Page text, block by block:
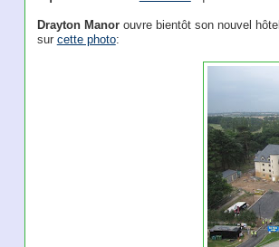
Drayton Manorouvre bientôt son nouvel
sur cette photo: